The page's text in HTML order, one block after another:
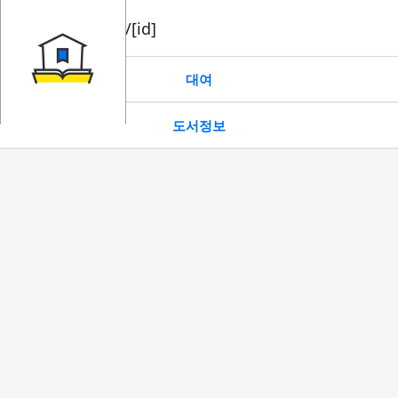
book/rent/[id]
대여
도서정보